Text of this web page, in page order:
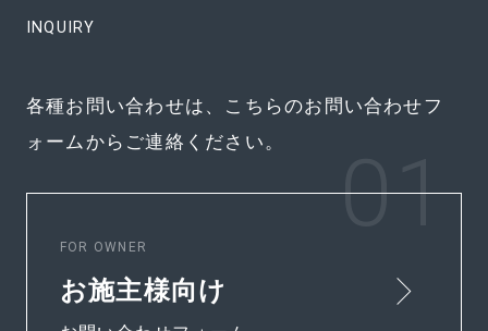
INQUIRY
各種お問い合わせは、こちらのお問い合わせフ
ォームからご連絡ください。
FOR OWNER
お施主様向け